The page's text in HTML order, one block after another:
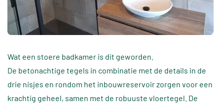
Wat een stoere badkamer is dit geworden.
De betonachtige tegels in combinatie met de details in de
drie nisjes en rondom het inbouwreservoir zorgen voor een
krachtig geheel, samen met de robuuste vloertegel. De